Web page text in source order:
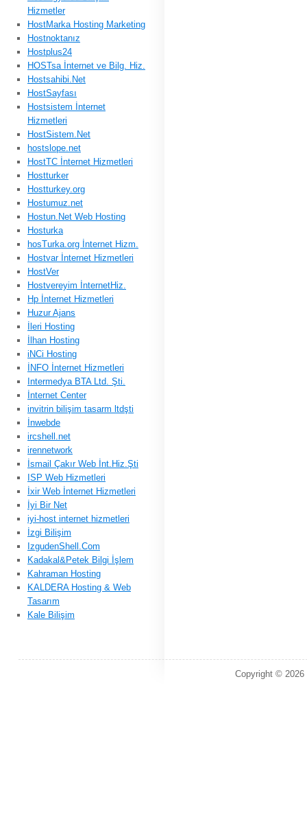
Hizmetler
HostMarka Hosting Marketing
Hostnoktanız
Hostplus24
HOSTsa İnternet ve Bilg. Hiz.
Hostsahibi.Net
HostSayfası
Hostsistem İnternet
Hizmetleri
HostSistem.Net
hostslope.net
HostTC İnternet Hizmetleri
Hostturker
Hostturkey.org
Hostumuz.net
Hostun.Net Web Hosting
Hosturka
hosTurka.org İnternet Hizm.
Hostvar İnternet Hizmetleri
HostVer
Hostvereyim İnternetHiz.
Hp İnternet Hizmetleri
Huzur Ajans
İleri Hosting
İlhan Hosting
iNCi Hosting
İNFO İnternet Hizmetleri
Intermedya BTA Ltd. Şti.
İnternet Center
invitrin bilişim tasarm ltdşti
İnwebde
ircshell.net
irennetwork
İsmail Çakır Web İnt.Hiz.Şti
ISP Web Hizmetleri
İxir Web İnternet Hizmetleri
İyi Bir Net
iyi-host internet hizmetleri
İzgi Bilişim
IzgudenShell.Com
Kadakal&Petek Bilgi İşlem
Kahraman Hosting
KALDERA Hosting & Web
Tasarım
Kale Bilişim
Copyright ©